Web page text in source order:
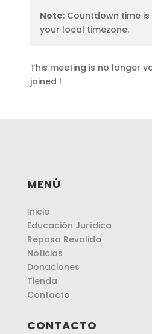
Note: Countdown time
your local timezone.
This meeting is no longer
joined !
MENÚ
Inicio
Educación Jurídica
Repaso Revalida
Noticias
Donaciones
Tienda
Contacto
CONTACTO